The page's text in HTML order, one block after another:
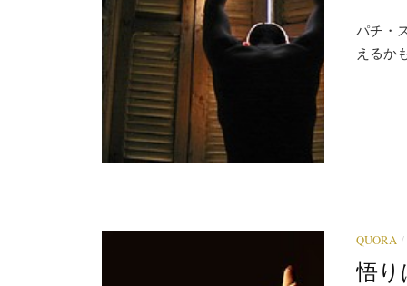
パチ・
えるか
QUORA /
悟り